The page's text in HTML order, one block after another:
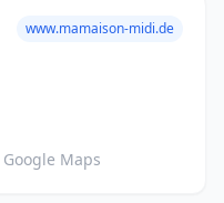
www.mamaison-midi.de
Google Maps